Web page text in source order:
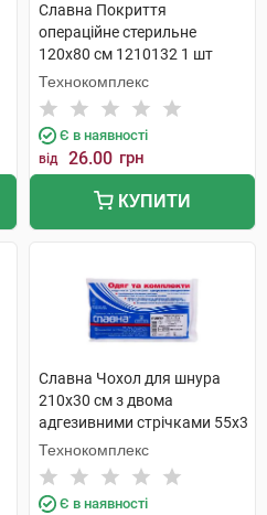
Славна Покриття
операційне стерильне
120х80 см 1210132 1 шт
Технокомплекс
Є в наявності
від 26.00 грн
КУПИТИ
Славна Чохол для шнура
210х30 см з двома
адгезивними стрічками 55х3
см 1211293 1 шт
Технокомплекс
Є в наявності